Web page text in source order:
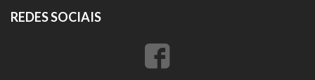
REDES SOCIAIS